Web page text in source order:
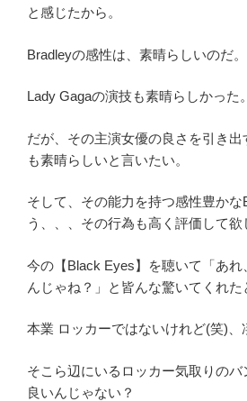
と感じたから。
Bradleyの感性は、素晴らしいのだ。
Lady Gagaの演技も素晴らしかった。
だが、その主演女優の良さを引き
も素晴らしいと言いたい。
そして、その能力を持つ感性豊かな
う、、、その行為も高く評価して欲
今の【Black Eyes】を聴いて「あれ
んじゃね？」と皆んな驚いてくれた
本業 ロッカーではないけれど(笑)、
そこら辺にいるロッカー気取りのバ
良いんじゃない？